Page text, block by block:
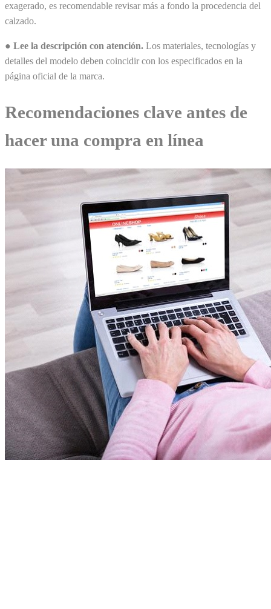
exagerado, es recomendable revisar más a fondo la procedencia del
calzado.
● Lee la descripción con atención. Los materiales, tecnologías y
detalles del modelo deben coincidir con los especificados en la
página oficial de la marca.
Recomendaciones clave antes de
hacer una compra en línea